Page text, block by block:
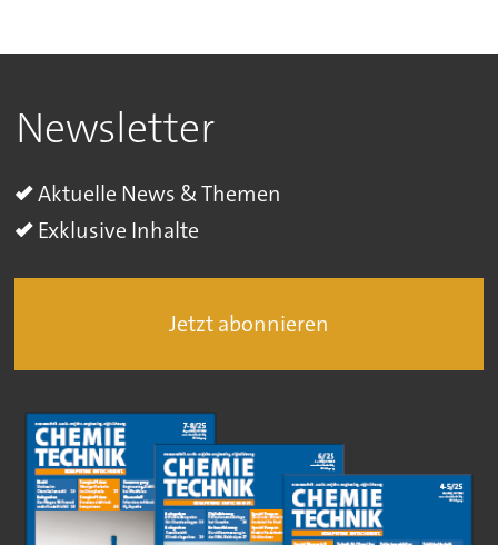
Newsletter
Aktuelle News & Themen
Exklusive Inhalte
Jetzt abonnieren